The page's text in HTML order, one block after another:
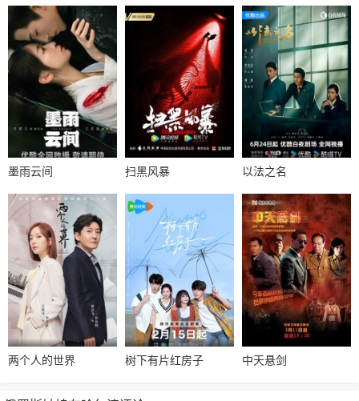
墨雨云间 扫黑风暴 以法之名
两个人的世界 树下有片红房子 中天悬剑